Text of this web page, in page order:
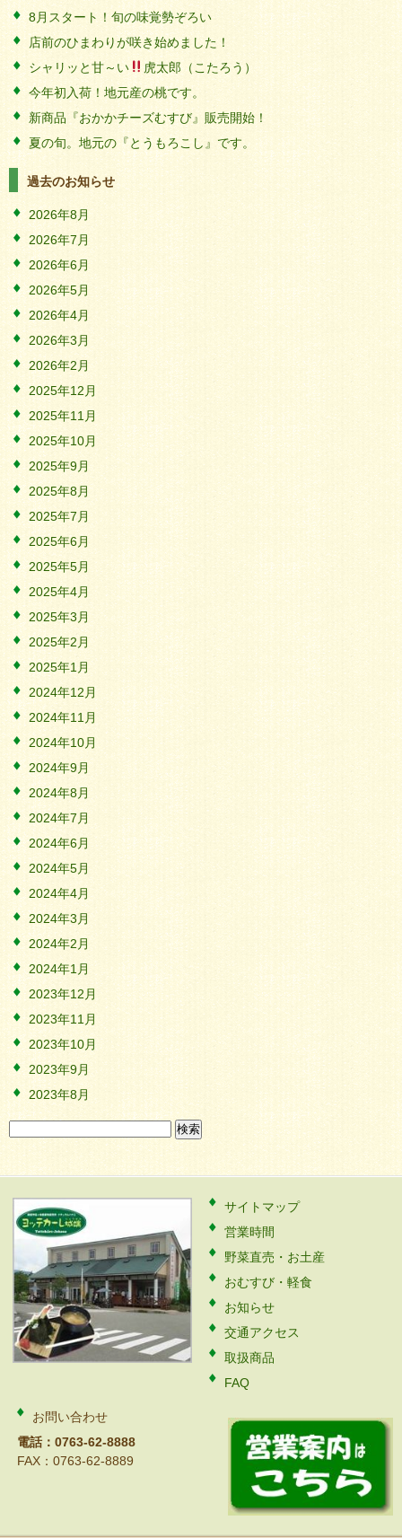
8月スタート！旬の味覚勢ぞろい
店前のひまわりが咲き始めました！
シャリッと甘～い
虎太郎（こたろう）
今年初入荷！地元産の桃です。
新商品『おかかチーズむすび』販売開始！
夏の旬。地元の『とうもろこし』です。
過去のお知らせ
2026年8月
2026年7月
2026年6月
2026年5月
2026年4月
2026年3月
2026年2月
2025年12月
2025年11月
2025年10月
2025年9月
2025年8月
2025年7月
2025年6月
2025年5月
2025年4月
2025年3月
2025年2月
2025年1月
2024年12月
2024年11月
2024年10月
2024年9月
2024年8月
2024年7月
2024年6月
2024年5月
2024年4月
2024年3月
2024年2月
2024年1月
2023年12月
2023年11月
2023年10月
2023年9月
2023年8月
索:
サイトマップ
営業時間
野菜直売・お土産
おむすび・軽食
お知らせ
交通アクセス
取扱商品
FAQ
お問い合わせ
電話：0763-62-8888
FAX：0763-62-8889